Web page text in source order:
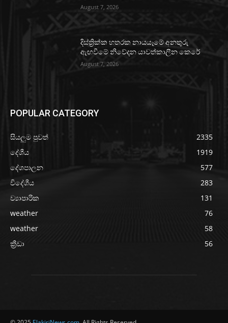
August 7, 2026
දිස්ත්‍රික්ක හතරක නායයෑමේ අනතුරු
ඇඟවීමේ නිවේදන යාවත්කාලීන කෙරේ
August 7, 2026
POPULAR CATEGORY
සියලුම පුවත්
2335
දේශීය
1919
දේශපාලන
577
විදේශීය
283
ව්‍යාපාරික
131
weather
76
weather
58
ක්‍රීඩා
56